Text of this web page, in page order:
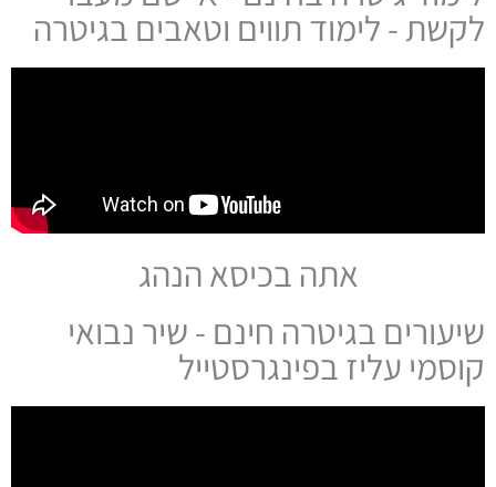
לקשת - לימוד תווים וטאבים בגיטרה
אתה בכיסא הנהג
שיעורים בגיטרה חינם - שיר נבואי
קוסמי עליז בפינגרסטייל